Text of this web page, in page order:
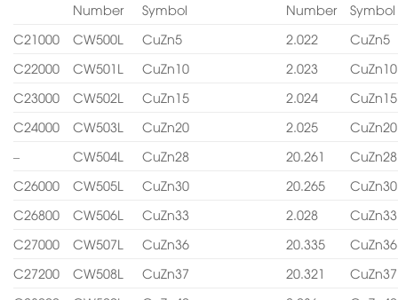
Number
Symbol Number
Symbol
C21000
CW500L CuZn5 2.022
CuZn5
C22000
CW501L CuZn10 2.023
CuZn10
C23000
CW502L CuZn15 2.024
CuZn15
C24000
CW503L CuZn20 2.025
CuZn20
–
CW504L CuZn28 20.261
CuZn28
C26000
CW505L CuZn30 20.265
CuZn30
C26800
CW506L CuZn33 2.028
CuZn33
C27000
CW507L CuZn36 20.335
CuZn36
C27200
CW508L CuZn37 20.321
CuZn37